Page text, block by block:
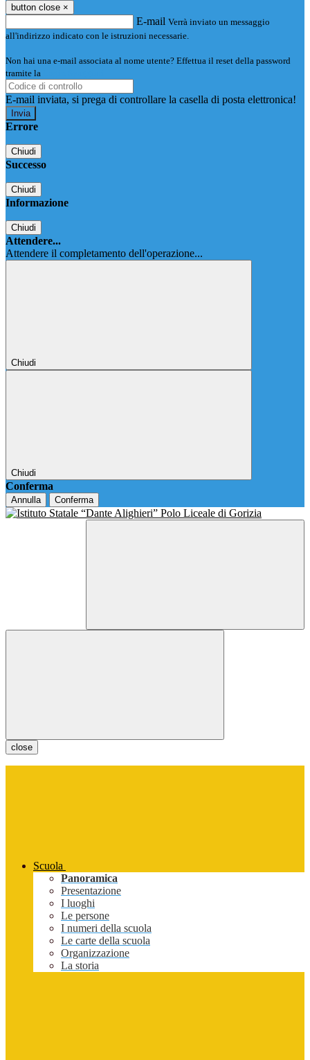
button close ×
E-mail Verrà inviato un messaggio
all'indirizzo indicato con le istruzioni necessarie.
Non hai una e-mail associata al nome utente? Effettua il reset della password
tramite la
E-mail inviata, si prega di controllare la casella di posta elettronica!
Errore
Chiudi
Successo
Chiudi
Informazione
Chiudi
Attendere...
Attendere il completamento dell'operazione...
Chiudi
Chiudi
Conferma
Annulla Conferma
close
Scuola
Panoramica
Presentazione
I luoghi
Le persone
I numeri della scuola
Le carte della scuola
Organizzazione
La storia